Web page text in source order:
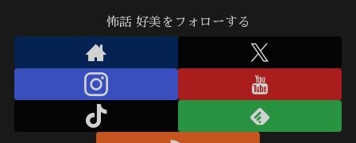
怖話 好美をフォローする